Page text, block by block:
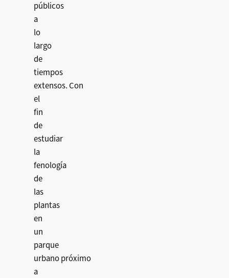
públicos
a
lo
largo
de
tiempos
extensos. Con
el
fin
de
estudiar
la
fenología
de
las
plantas
en
un
parque
urbano próximo
a